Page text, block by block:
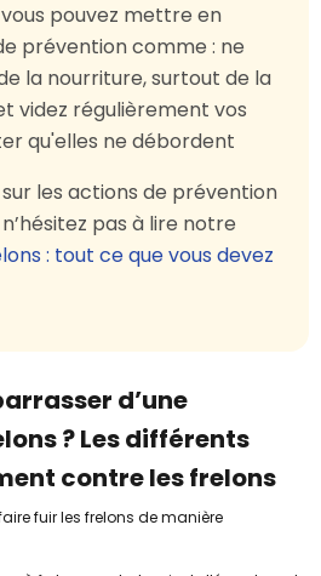
pouvez mettre en
prévention comme : ne
la nourriture, surtout de la
videz régulièrement vos
qu'elles ne débordent
les actions de prévention
pas à lire notre
: tout ce que vous devez
d’une
? Les différents
contre les frelons
fuir les frelons de manière